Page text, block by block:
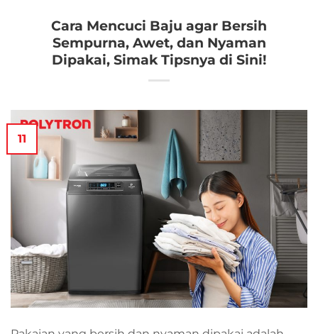
Cara Mencuci Baju agar Bersih
Sempurna, Awet, dan Nyaman
Dipakai, Simak Tipsnya di Sini!
11